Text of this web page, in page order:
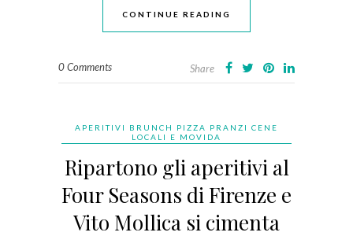
CONTINUE READING
0 Comments Share
APERITIVI BRUNCH PIZZA PRANZI CENE
LOCALI E MOVIDA
Ripartono gli aperitivi al
Four Seasons di Firenze e
Vito Mollica si cimenta